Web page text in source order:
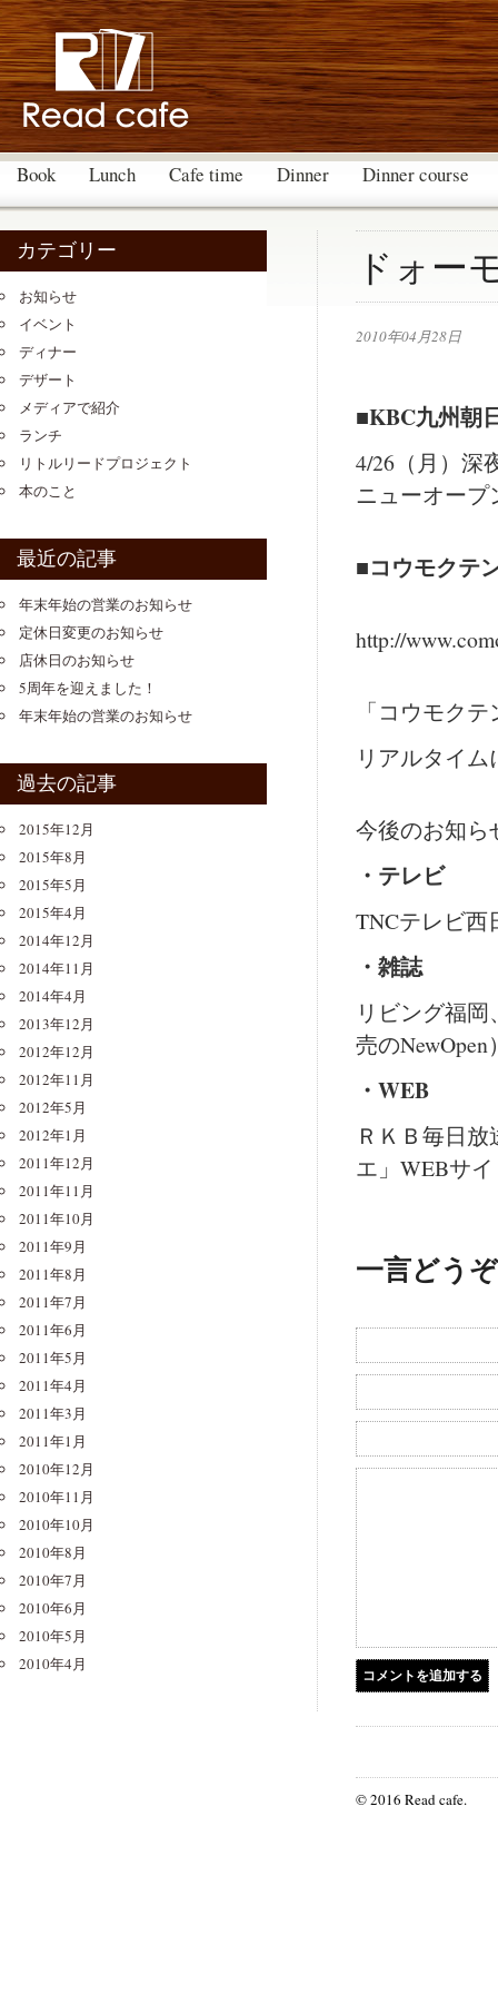
Book Lunch Cafe time Dinner Dinner course
ドォー
2010年04月28日
■KBC九州朝
4/26（月）
ニューオー
■コウモクテ
http://
「コウモク
リアルタイ
今後のお知ら
・テレビ
TNCテレビ西
・雑誌
リビング福
売の
・WEB
ＲＫＢ毎日
エ」WEBサ
一言どうぞ
カテゴリー
お知らせ
イベント
ディナー
デザート
メディアで紹介
ランチ
リトルリードプロジェクト
本のこと
最近の記事
年末年始の営業のお知らせ
定休日変更のお知らせ
店休日のお知らせ
5周年を迎えました！
年末年始の営業のお知らせ
過去の記事
2015年12月
2015年8月
2015年5月
2015年4月
2014年12月
2014年11月
2014年4月
2013年12月
2012年12月
2012年11月
2012年5月
2012年1月
2011年12月
2011年11月
2011年10月
2011年9月
2011年8月
2011年7月
2011年6月
2011年5月
2011年4月
2011年3月
2011年1月
2010年12月
2010年11月
2010年10月
2010年8月
2010年7月
2010年6月
2010年5月
2010年4月
© 2016 Read cafe.